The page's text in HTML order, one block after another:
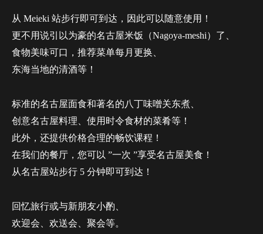
从 Meieki 站步行即可到达，因此可以随意使用！
更不用说引以为豪的名古屋米饭（Nagoya-meshi）了、
食物美味可口，推荐菜单每月更换、
东海当地的清酒等！
标准的名古屋面食和著名的八丁味噌关东煮、
创意名古屋料理、使用时令食材的菜肴等！
此外，还提供价格合理的畅饮课程！
在我们的餐厅，您可以 ”一次 ”享受名古屋美食！
从名古屋站步行 5 分钟即可到达！
回忆旅行或与新朋友小酌、
欢迎会、欢送会、聚会等。